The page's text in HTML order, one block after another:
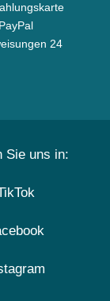
PayPal
24
Sie uns in: